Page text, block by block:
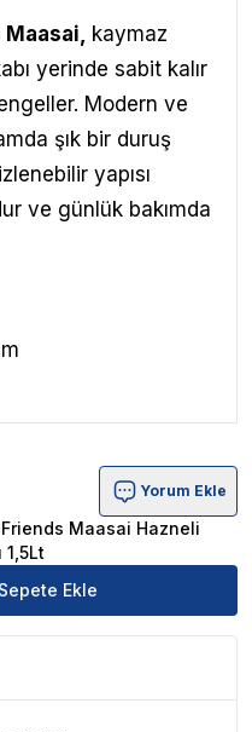
kaymaz
yerinde sabit kalır
Modern ve
şık bir duruş
yapısı
ve günlük bakımda
Hazneli Mama ve Su
Yorum Ekle
Maasai Hazneli
1,5Lt
Sepete Ekle